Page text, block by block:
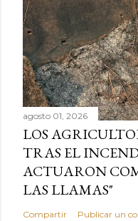
agosto 01, 2026
LOS
TRAS EL
ACTUARON
LAS LLAMAS"
Compartir Publicar un